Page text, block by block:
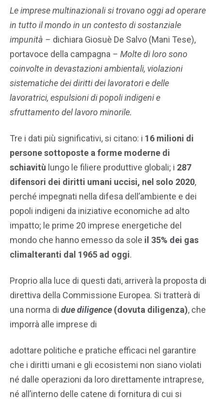
Le imprese multinazionali si trovano oggi ad operare
in tutto il mondo in un contesto di sostanziale
impunità – dichiara Giosuè De Salvo (Mani Tese),
portavoce della campagna – Molte di loro sono
coinvolte in devastazioni ambientali, violazioni
sistematiche dei diritti dei lavoratori e delle
lavoratrici, espulsioni di popoli indigeni e
sfruttamento del lavoro minorile.
Tre i dati più significativi, si citano: i 16 milioni di
persone sottoposte a forme moderne di
schiavitù lungo le filiere produttive globali; i 287
difensori dei diritti umani uccisi, nel solo 2020,
perché impegnati nella difesa dell’ambiente e dei
popoli indigeni da iniziative economiche ad alto
impatto; le prime 20 imprese energetiche del
mondo che hanno emesso da sole il 35% dei gas
climalteranti dal 1965 ad oggi.
Proprio alla luce di questi dati, arriverà la proposta di
direttiva della Commissione Europea. Si tratterà di
una norma di due diligence (dovuta diligenza), che
imporrà alle imprese di
adottare politiche e pratiche efficaci nel garantire
che i diritti umani e gli ecosistemi non siano violati
né dalle operazioni da loro direttamente intraprese,
né all’interno delle catene di fornitura di cui si